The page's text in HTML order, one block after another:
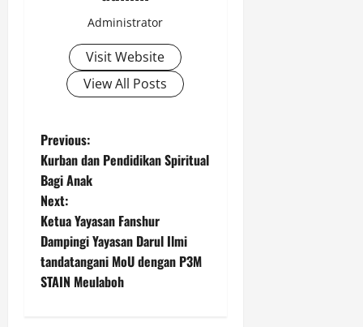
Administrator
Visit Website
View All Posts
P
o
s
t
n
Previous:
Kurban dan Pendidikan Spiritual
Bagi Anak
Next:
Ketua Yayasan Fanshur
Dampingi Yayasan Darul Ilmi
tandatangani MoU dengan P3M
STAIN Meulaboh